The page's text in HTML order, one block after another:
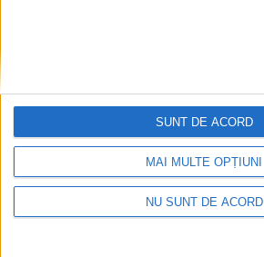
MAI MULTE OPȚIUNI
NU SUNT DE ACORD
SUNT DE ACORD